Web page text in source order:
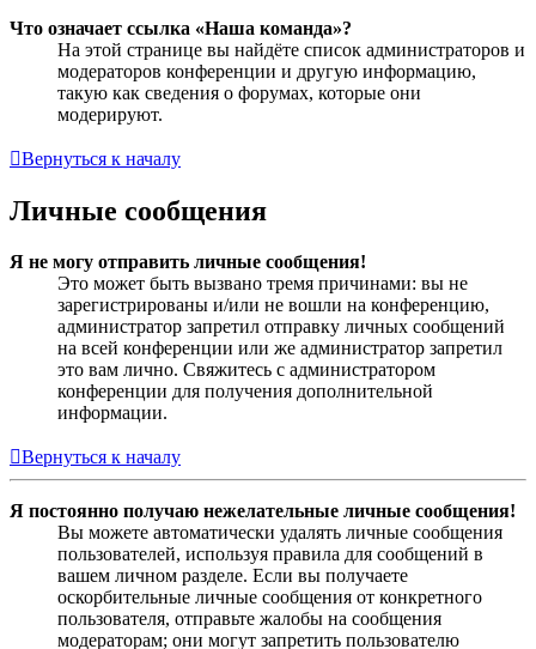
Что означает ссылка «Наша команда»?
На этой странице вы найдёте список администраторов и
модераторов конференции и другую информацию,
такую как сведения о форумах, которые они
модерируют.
Вернуться к началу
Личные сообщения
Я не могу отправить личные сообщения!
Это может быть вызвано тремя причинами: вы не
зарегистрированы и/или не вошли на конференцию,
администратор запретил отправку личных сообщений
на всей конференции или же администратор запретил
это вам лично. Свяжитесь с администратором
конференции для получения дополнительной
информации.
Вернуться к началу
Я постоянно получаю нежелательные личные сообщения!
Вы можете автоматически удалять личные сообщения
пользователей, используя правила для сообщений в
вашем личном разделе. Если вы получаете
оскорбительные личные сообщения от конкретного
пользователя, отправьте жалобы на сообщения
модераторам; они могут запретить пользователю